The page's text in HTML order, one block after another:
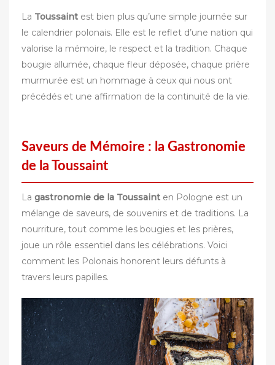
La Toussaint est bien plus qu’une simple journée sur
le calendrier polonais. Elle est le reflet d’une nation qui
valorise la mémoire, le respect et la tradition. Chaque
bougie allumée, chaque fleur déposée, chaque prière
murmurée est un hommage à ceux qui nous ont
précédés et une affirmation de la continuité de la vie.
Saveurs de Mémoire : la Gastronomie
de la Toussaint
La gastronomie de la Toussaint en Pologne est un
mélange de saveurs, de souvenirs et de traditions. La
nourriture, tout comme les bougies et les prières,
joue un rôle essentiel dans les célébrations. Voici
comment les Polonais honorent leurs défunts à
travers leurs papilles.